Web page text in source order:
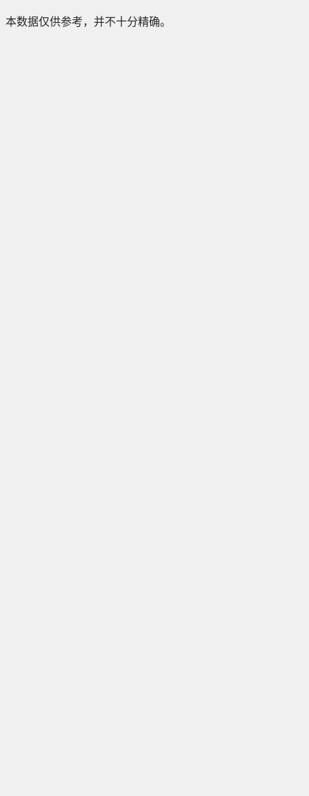
本数据仅供参考，并不十分精确。